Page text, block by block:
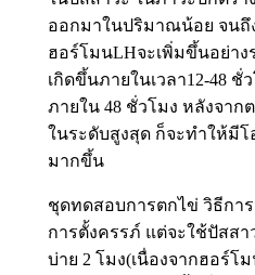
ออกมาในปริมาณน้อย จนถึ
ฮอร์โมนLHจะเพิ่มขึ้นอย่าง
เกิดขึ้นภายในเวลา12-48
ภายใน 48 ชั่วโมง หลังจา
ในระดับสูงสุด ก็จะทำให้มี
มากขึ้น
ชุดทดสอบการตกไข่ วิธีกา
การตั้งครรภ์ แต่จะใช้ปัสส
บ่าย 2 โมง(เนื่องจากฮอร์โ